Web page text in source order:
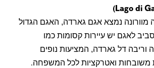
נמצא אגם גארדה, האגם הגדול
לאגם יש עיירות קסומות כמו
וריבה דל גארדה, המציעות נופים
משובחות ואטרקציות לכל המשפחה.